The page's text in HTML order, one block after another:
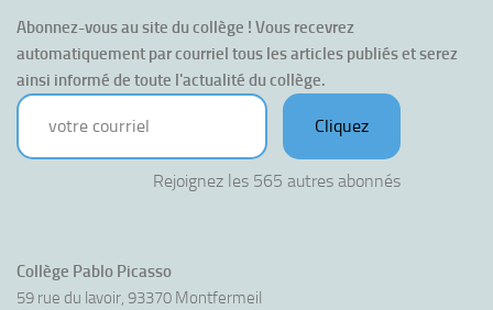
Abonnez-vous au site du collège ! Vous recevrez
automatiquement par courriel tous les articles publiés et serez
ainsi informé de toute l'actualité du collège.
votre courriel
Cliquez
Rejoignez les 565 autres abonnés
Collège Pablo Picasso
59 rue du lavoir, 93370 Montfermeil